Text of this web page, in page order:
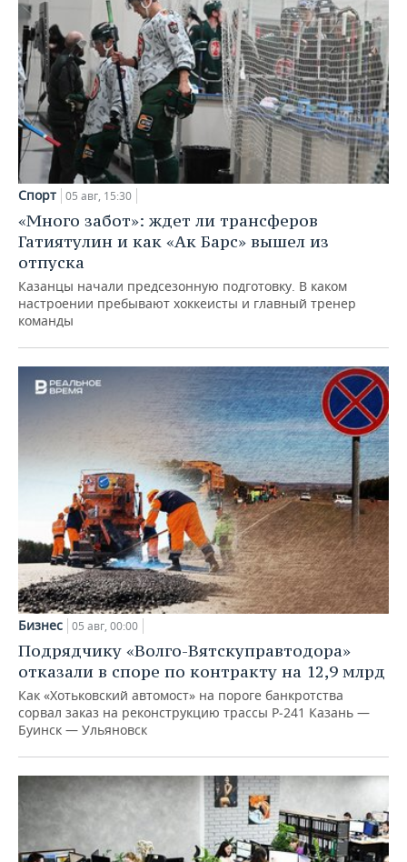
Спорт 05 авг, 15:30
«Много забот»: ждет ли трансферов
Гатиятулин и как «Ак Барс» вышел из
отпуска
Казанцы начали предсезонную подготовку. В каком
настроении пребывают хоккеисты и главный тренер
команды
Бизнес 05 авг, 00:00
Подрядчику «Волго-Вятскуправтодора»
отказали в споре по контракту на 12,9 млрд
Как «Хотьковский автомост» на пороге банкротства
сорвал заказ на реконструкцию трассы Р‑241 Казань —
Буинск — Ульяновск